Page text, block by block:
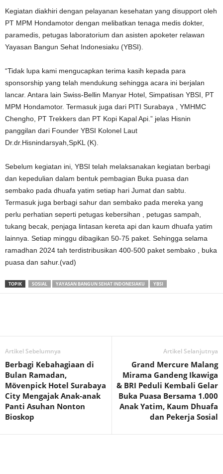
Kegiatan diakhiri dengan pelayanan kesehatan yang disupport oleh
PT MPM Hondamotor dengan melibatkan tenaga medis dokter,
paramedis, petugas laboratorium dan asisten apoketer relawan
Yayasan Bangun Sehat Indonesiaku (YBSI).
“Tidak lupa kami mengucapkan terima kasih kepada para
sponsorship yang telah mendukung sehingga acara ini berjalan
lancar. Antara lain Swiss-Bellin Manyar Hotel, Simpatisan YBSI, PT
MPM Hondamotor. Termasuk juga dari PITI Surabaya , YMHMC
Chengho, PT Trekkers dan PT Kopi Kapal Api.” jelas Hisnin
panggilan dari Founder YBSI Kolonel Laut
Dr.dr.Hisnindarsyah,SpKL (K).
Sebelum kegiatan ini, YBSI telah melaksanakan kegiatan berbagi
dan kepedulian dalam bentuk pembagian Buka puasa dan
sembako pada dhuafa yatim setiap hari Jumat dan sabtu.
Termasuk juga berbagi sahur dan sembako pada mereka yang
perlu perhatian seperti petugas kebersihan , petugas sampah,
tukang becak, penjaga lintasan kereta api dan kaum dhuafa yatim
lainnya. Setiap minggu dibagikan 50-75 paket. Sehingga selama
ramadhan 2024 tah terdistribusikan 400-500 paket sembako , buka
puasa dan sahur.(vad)
TOPIK SOSIAL YAYASAN BANGUN SEHAT INDONESIAKU YBSI
Artikel Sebelumnya
Berbagi Kebahagiaan di
Bulan Ramadan,
Mövenpick Hotel Surabaya
City Mengajak Anak-anak
Panti Asuhan Nonton
Bioskop
Artikel Selanjutnya
Grand Mercure Malang
Mirama Gandeng Ikawiga
& BRI Peduli Kembali Gelar
Buka Puasa Bersama 1.000
Anak Yatim, Kaum Dhuafa
dan Pekerja Sosial